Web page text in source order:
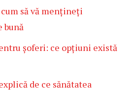
să vă mențineți
bună
șoferi: ce opțiuni există
de ce sănătatea